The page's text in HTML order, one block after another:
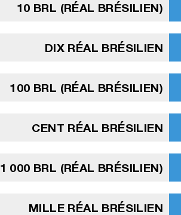
10 BRL (RÉAL BRÉSILIEN)
DIX RÉAL BRÉSILIEN
100 BRL (RÉAL BRÉSILIEN)
CENT RÉAL BRÉSILIEN
1 000 BRL (RÉAL BRÉSILIEN)
MILLE RÉAL BRÉSILIEN